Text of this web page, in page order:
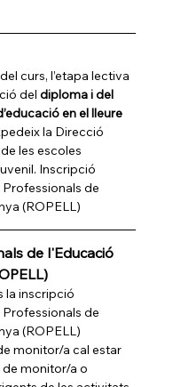
curs, l’etapa lectiva
del diploma i del
en el lleure
la Direcció
les escoles
Inscripció
de
(ROPELL)
de l'Educació
la inscripció
de
(ROPELL)
monitor/a cal estar
de monitor/a o